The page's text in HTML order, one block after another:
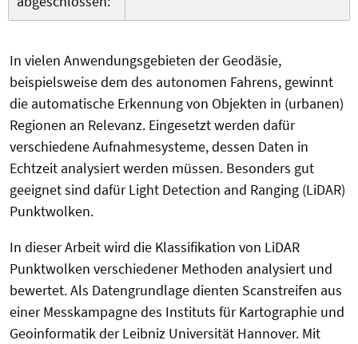
In vielen Anwendungsgebieten der Geodäsie,
beispielsweise dem des autonomen Fahrens, gewinnt
die automatische Erkennung von Objekten in (urbanen)
Regionen an Relevanz. Eingesetzt werden dafür
verschiedene Aufnahmesysteme, dessen Daten in
Echtzeit analysiert werden müssen. Besonders gut
geeignet sind dafür Light Detection and Ranging (LiDAR)
Punktwolken.
In dieser Arbeit wird die Klassifikation von LiDAR
Punktwolken verschiedener Methoden analysiert und
bewertet. Als Datengrundlage dienten Scanstreifen aus
einer Messkampagne des Instituts für Kartographie und
Geoinformatik der Leibniz Universität Hannover. Mit